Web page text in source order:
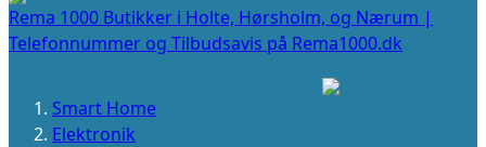
Rema 1000 Butikker i Holte, Hørsholm, og Nærum |
Telefonnummer og Tilbudsavis på Rema1000.dk
Smart Home
Elektronik